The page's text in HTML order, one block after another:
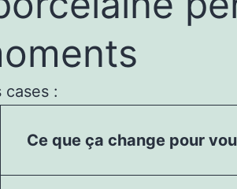
:
Ce que ça change pour